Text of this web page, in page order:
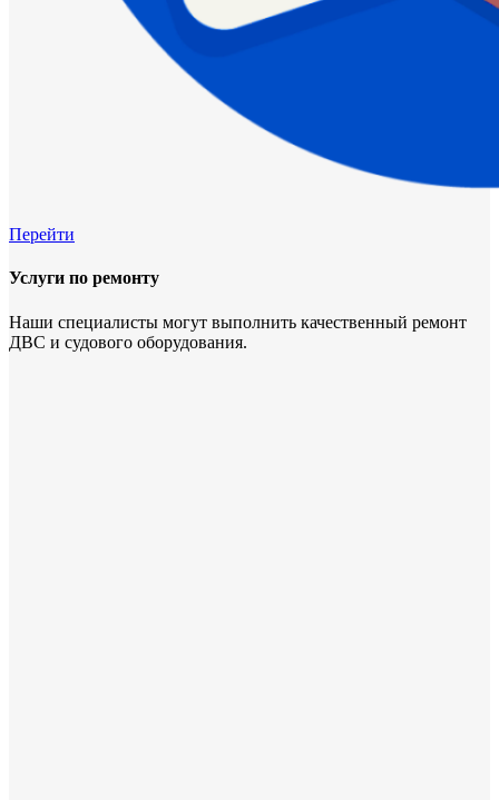
Перейти
Услуги по ремонту
Наши специалисты могут выполнить качественный ремонт
ДВС и судового оборудования.